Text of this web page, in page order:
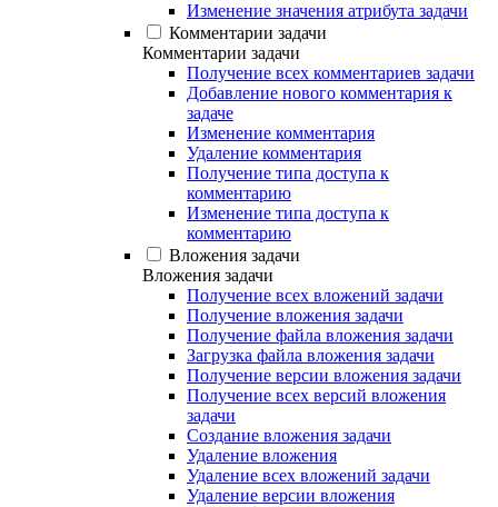
Изменение значения атрибута задачи
Комментарии задачи
Комментарии задачи
Получение всех комментариев задачи
Добавление нового комментария к
задаче
Изменение комментария
Удаление комментария
Получение типа доступа к
комментарию
Изменение типа доступа к
комментарию
Вложения задачи
Вложения задачи
Получение всех вложений задачи
Получение вложения задачи
Получение файла вложения задачи
Загрузка файла вложения задачи
Получение версии вложения задачи
Получение всех версий вложения
задачи
Создание вложения задачи
Удаление вложения
Удаление всех вложений задачи
Удаление версии вложения